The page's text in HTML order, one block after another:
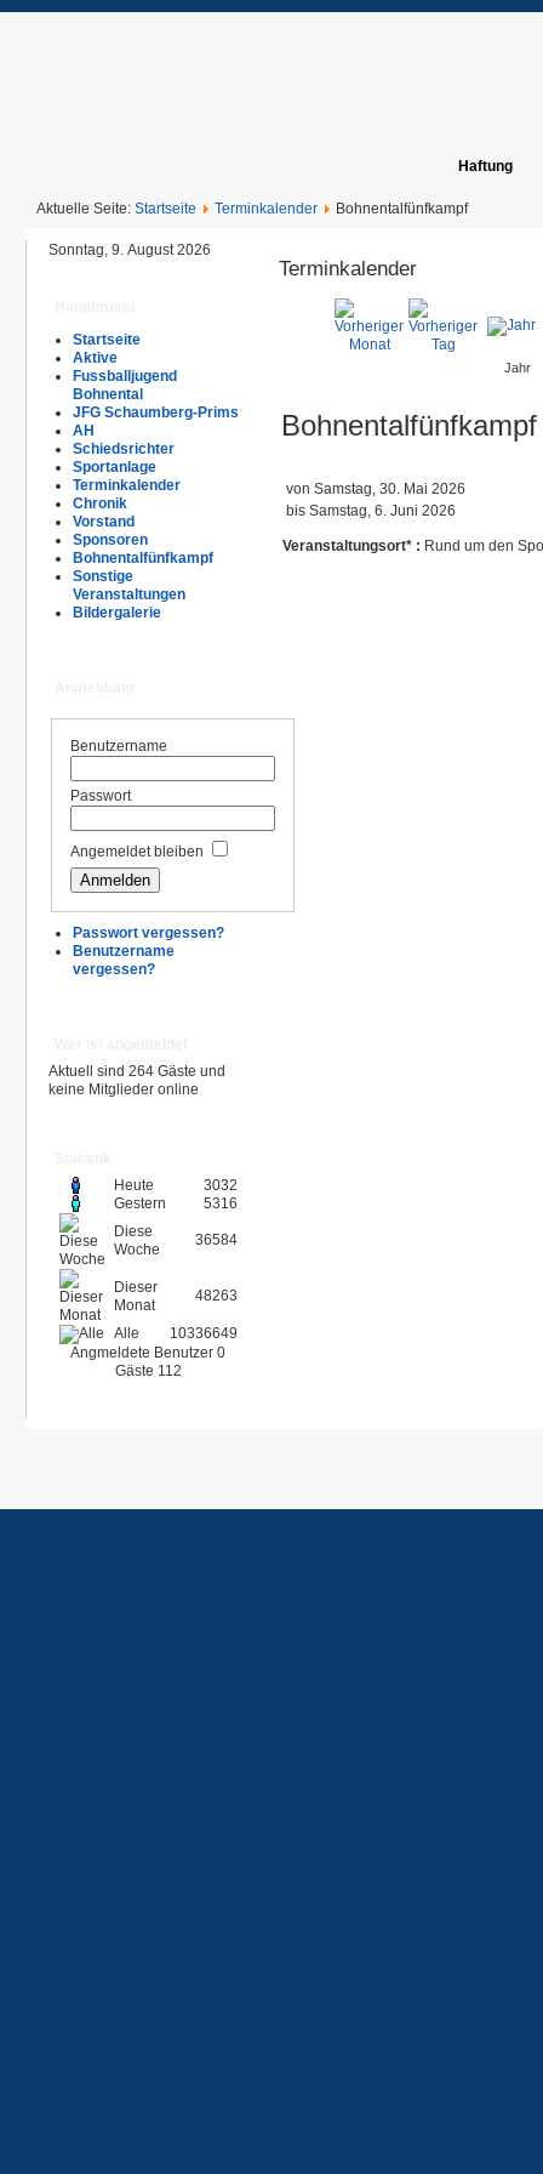
Haftung
Aktuelle Seite: Startseite Terminkalender Bohnentalfünfkampf
Sonntag, 9. August 2026
Startseite
Aktive
Fussballjugend
Bohnental
JFG Schaumberg-Prims
AH
Schiedsrichter
Sportanlage
Terminkalender
Chronik
Vorstand
Sponsoren
Bohnentalfünfkampf
Sonstige
Veranstaltungen
Bildergalerie
Benutzername
Passwort
Angemeldet bleiben
Passwort vergessen?
Benutzername
vergessen?
Aktuell sind 264 Gäste und
keine Mitglieder online
Heute
3032
Gestern
5316
Diese
Woche
36584
Dieser
Monat
48263
Alle
10336649
Angmeldete Benutzer 0
Gäste 112
Terminkalender
Jahr
Bohnentalfünfkampf
von Samstag, 30. Mai 2026
bis Samstag, 6. Juni 2026
Veranstaltungsort* : Rund um den